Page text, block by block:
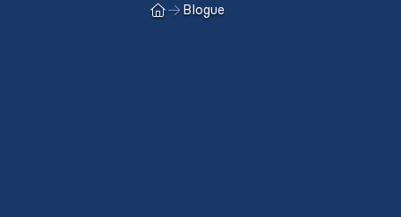
Blogue